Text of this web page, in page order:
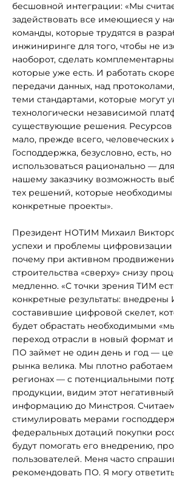
бесшовной интеграции: «Мы
задействовать все имеющиеся у
команды, которые трудятся в
инжиниринге для того, чтобы не
наоборот, сделать
которые уже есть. И работать
передачи данных, над
теми стандартами, которые могут
технологически независимой
существующие решения. Ресурсов
мало, прежде всего, человеческих
Господдержка, безусловно, есть,
использоваться рационально —
нашему заказчику возможность
тех решений, которые
конкретные проекты».
Президент НОТИМ Михаил
успехи и проблемы цифровизации
почему при активном
строительства «сверху» снизу
медленно. «С точки зрения ТИМ
конкретные результаты:
составившие цифровой скелет,
будет обрастать необходимыми
переход отрасли в новый формат и
ПО займет не один день и год —
рынка велика. Мы плотно
регионах — с потенциальными
продукции, видим этот
информацию до Минстроя.
стимулировать мерами
федеральных дотаций покупки
будут помогать его внедрению,
пользователей. Меня часто
рекомендовать ПО. Я могу